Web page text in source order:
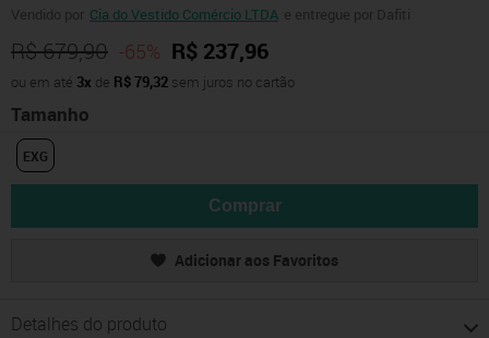
Vendido por Cia do Vestido Comércio LTDA e entregue por Dafiti
R$ 679,90 -65% R$ 237,96
ou em até 3x de R$ 79,32 sem juros no cartão
Tamanho
EXG
Comprar
Adicionar aos Favoritos
Detalhes do produto